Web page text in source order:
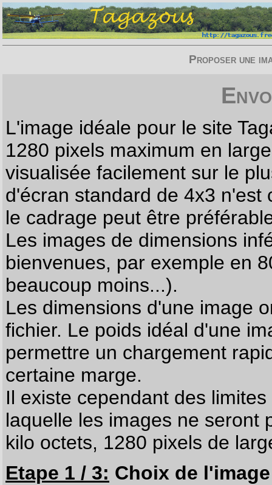
Proposer une
L'image idéale pour le site
1280 pixels maximum en
visualisée facilement sur le
d'écran standard de 4x3
le cadrage peut être
Les images de dimensions
bienvenues, par exemple en
beaucoup moins...).
Les dimensions d'une image
fichier. Le poids idéal d'une
permettre un chargement
certaine marge.
Il existe cependant des
laquelle les images ne seront
kilo octets, 1280 pixels de
Etape 1 / 3: Choix de